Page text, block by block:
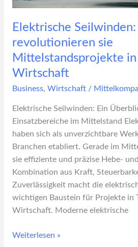
Elektrische Seilwinden:
revolutionieren sie
Mittelstandsprojekte in
Wirtschaft
Business, Wirtschaft/
Elektrische Seilwinden: Ein
Einsatzbereiche im Mittelstand
haben sich als unverzichtbare
Branchen etabliert. Gerade im
sie effiziente und präzise Hebe-
Kombination aus Kraft,
Zuverlässigkeit macht die
wichtigen Baustein für Projekte in
Wirtschaft. Moderne elektrische
Weiterlesen »